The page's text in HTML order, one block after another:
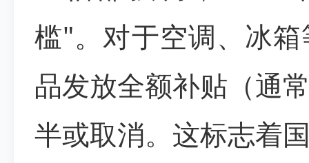
槛"。对于空调、冰
品发放全额补贴（通
半或取消。这标志着